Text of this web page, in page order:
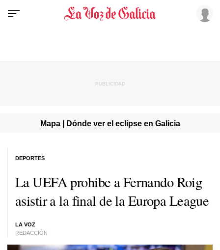
Mapa | Dónde ver el eclipse en Galicia
La UEFA prohibe a Fernando Roig
asistir a la final de la Europa League
LA VOZ
REDACCIÓN
DEPORTES